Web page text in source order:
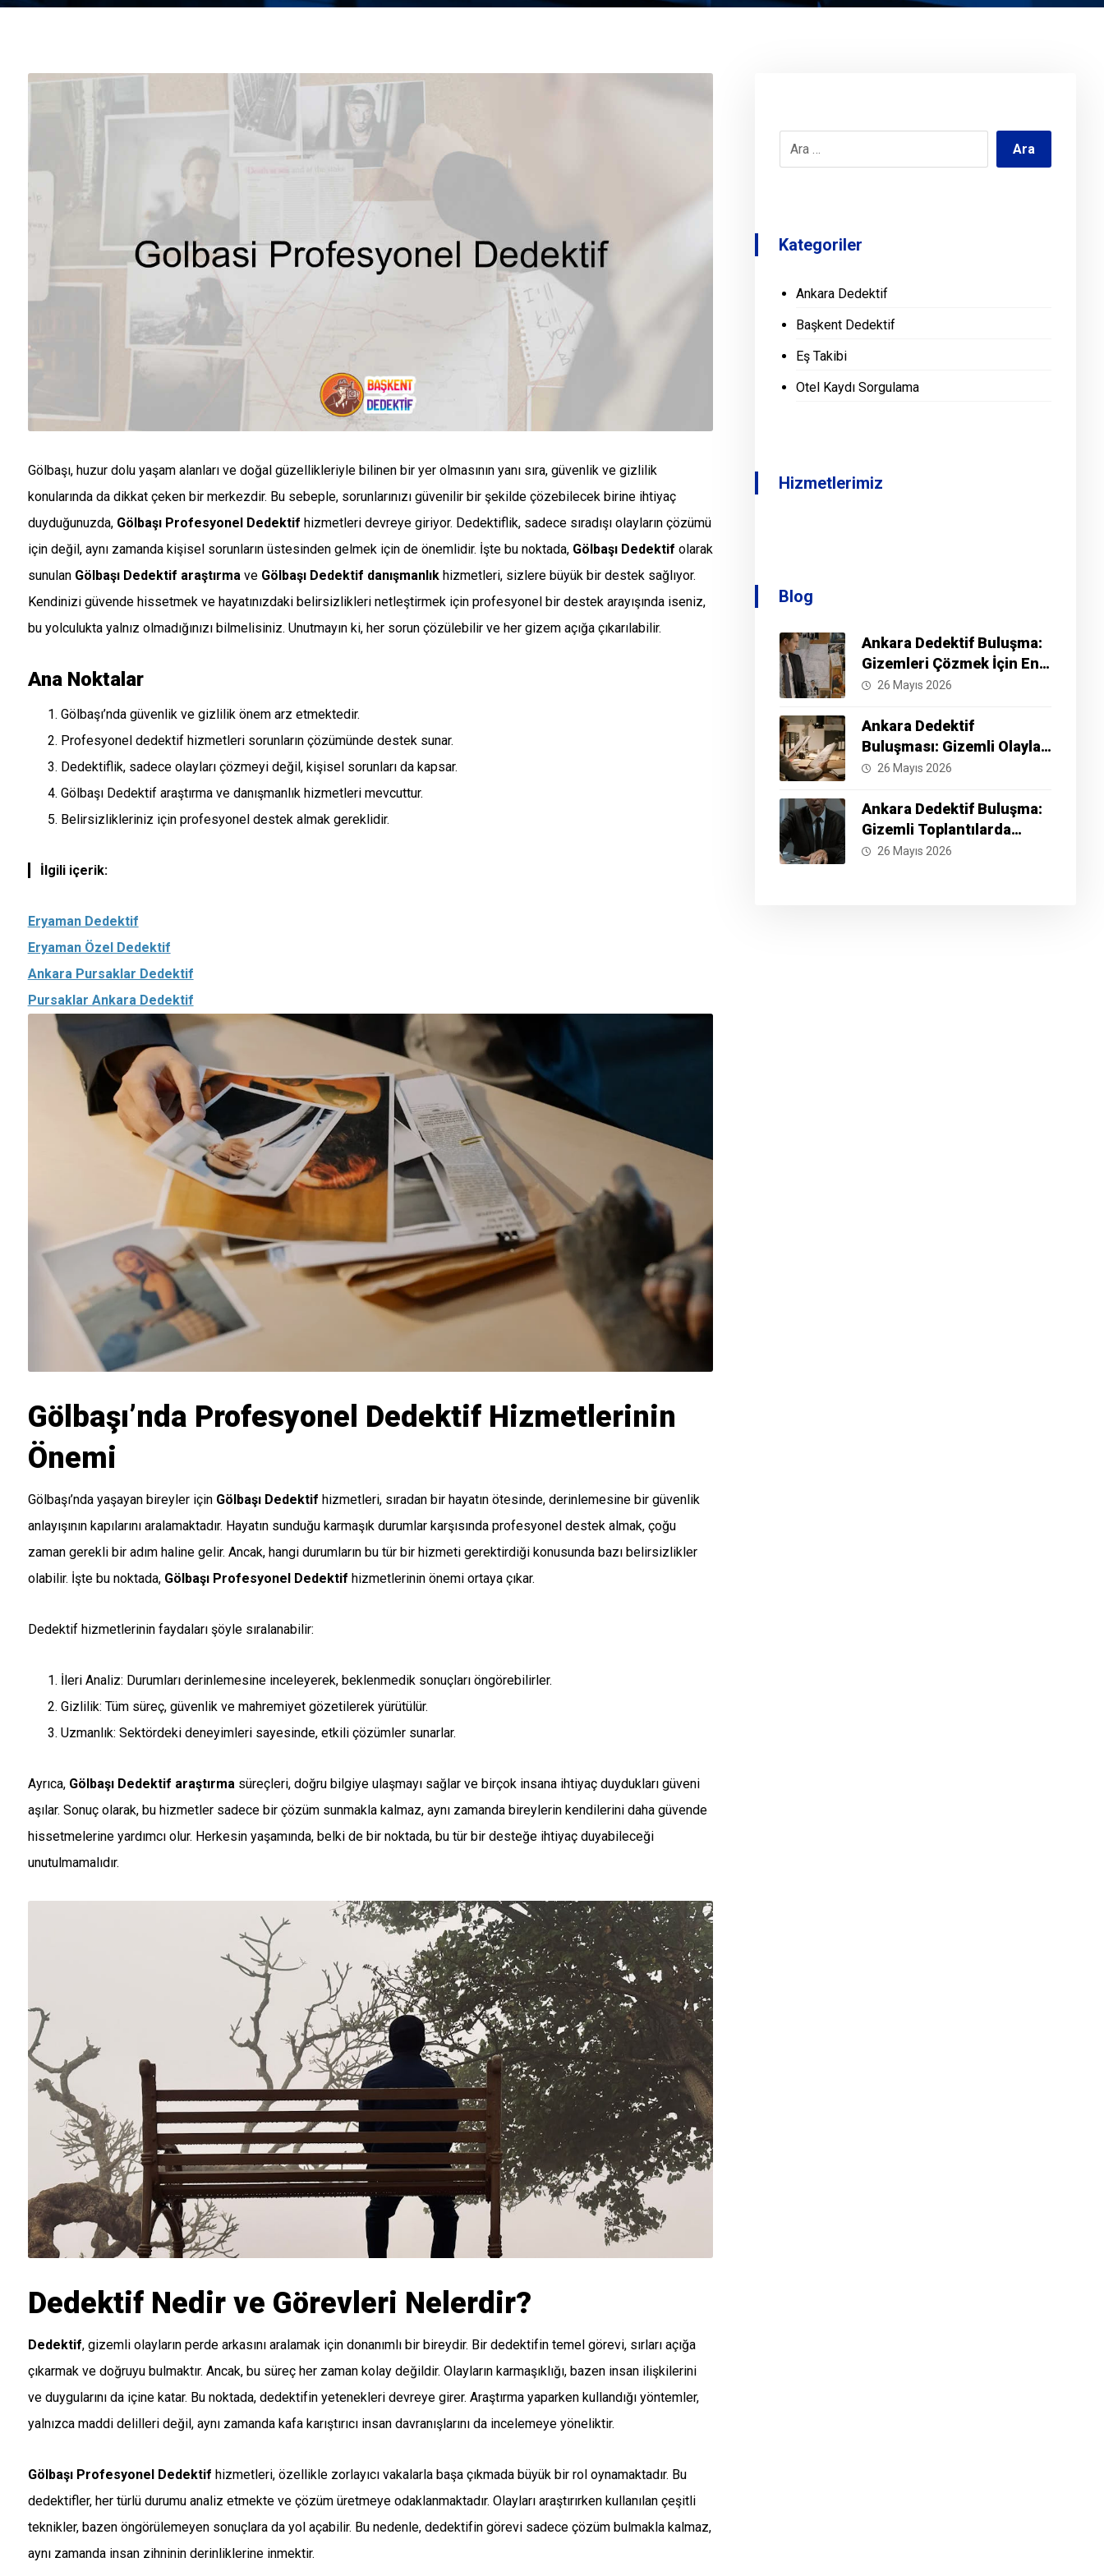
Gölbaşı, huzur dolu yaşam alanları ve doğal güzellikleriyle bilinen bir yer olmasının yanı sıra, güvenlik ve gizlilik
konularında da dikkat çeken bir merkezdir. Bu sebeple, sorunlarınızı güvenilir bir şekilde çözebilecek birine ihtiyaç
duyduğunuzda, Gölbaşı Profesyonel Dedektif hizmetleri devreye giriyor. Dedektiflik, sadece sıradışı olayların çözümü
için değil, aynı zamanda kişisel sorunların üstesinden gelmek için de önemlidir. İşte bu noktada, Gölbaşı Dedektif olarak
sunulan Gölbaşı Dedektif araştırmave Gölbaşı Dedektif danışmanlıkhizmetleri, sizlere büyük bir destek sağlıyor.
Kendinizi güvende hissetmek ve hayatınızdaki belirsizlikleri netleştirmek için profesyonel bir destek arayışında iseniz,
bu yolculukta yalnız olmadığınızı bilmelisiniz. Unutmayın ki, her sorun çözülebilir ve her gizem açığa çıkarılabilir.
Ana Noktalar
Gölbaşı’nda güvenlik ve gizlilik önem arz etmektedir.
Profesyonel dedektif hizmetleri sorunların çözümünde destek sunar.
Dedektiflik, sadece olayları çözmeyi değil, kişisel sorunları da kapsar.
Gölbaşı Dedektif araştırma ve danışmanlık hizmetleri mevcuttur.
Belirsizlikleriniz için profesyonel destek almak gereklidir.
İlgili içerik:
Eryaman Dedektif
Eryaman Özel Dedektif
Ankara Pursaklar Dedektif
Pursaklar Ankara Dedektif
Gölbaşı’nda Profesyonel Dedektif Hizmetlerinin
Önemi
Gölbaşı’nda yaşayan bireyler için Gölbaşı Dedektif hizmetleri, sıradan bir hayatın ötesinde, derinlemesine bir güvenlik
anlayışının kapılarını aralamaktadır. Hayatın sunduğu karmaşık durumlar karşısında profesyonel destek almak, çoğu
zaman gerekli bir adım haline gelir. Ancak, hangi durumların bu tür bir hizmeti gerektirdiği konusunda bazı belirsizlikler
olabilir. İşte bu noktada, Gölbaşı Profesyonel Dedektif hizmetlerinin önemi ortaya çıkar.
Dedektif hizmetlerinin faydaları şöyle sıralanabilir:
İleri Analiz: Durumları derinlemesine inceleyerek, beklenmedik sonuçları öngörebilirler.
Gizlilik: Tüm süreç, güvenlik ve mahremiyet gözetilerek yürütülür.
Uzmanlık: Sektördeki deneyimleri sayesinde, etkili çözümler sunarlar.
Ayrıca, Gölbaşı Dedektif araştırma süreçleri, doğru bilgiye ulaşmayı sağlar ve birçok insana ihtiyaç duydukları güveni
aşılar. Sonuç olarak, bu hizmetler sadece bir çözüm sunmakla kalmaz, aynı zamanda bireylerin kendilerini daha güvende
hissetmelerine yardımcı olur. Herkesin yaşamında, belki de bir noktada, bu tür bir desteğe ihtiyaç duyabileceği
unutulmamalıdır.
Dedektif Nedir ve Görevleri Nelerdir?
Dedektif, gizemli olayların perde arkasını aralamak için donanımlı bir bireydir. Bir dedektifin temel görevi, sırları açığa
çıkarmak ve doğruyu bulmaktır. Ancak, bu süreç her zaman kolay değildir. Olayların karmaşıklığı, bazen insan ilişkilerini
ve duygularını da içine katar. Bu noktada, dedektifin yetenekleri devreye girer. Araştırma yaparken kullandığı yöntemler,
yalnızca maddi delilleri değil, aynı zamanda kafa karıştırıcı insan davranışlarını da incelemeye yöneliktir.
Gölbaşı Profesyonel Dedektif hizmetleri, özellikle zorlayıcı vakalarla başa çıkmada büyük bir rol oynamaktadır. Bu
dedektifler, her türlü durumu analiz etmekte ve çözüm üretmeye odaklanmaktadır. Olayları araştırırken kullanılan çeşitli
teknikler, bazen öngörülemeyen sonuçlara da yol açabilir. Bu nedenle, dedektifin görevi sadece çözüm bulmakla kalmaz,
aynı zamanda insan zihninin derinliklerine inmektir.
Kategoriler
Ankara Dedektif
Başkent Dedektif
Eş Takibi
Otel Kaydı Sorgulama
Hizmetlerimiz
Blog
Ankara Dedektif Buluşma:
Gizemleri Çözmek İçin En
İyi Yöntemler Nelerdir?
26 Mayıs 2026
Ankara Dedektif
Buluşması: Gizemli Olayları
Çözmek İçin Hazır Mısınız?
26 Mayıs 2026
Ankara Dedektif Buluşma:
Gizemli Toplantılarda
Neler Yaşanıyor?
26 Mayıs 2026